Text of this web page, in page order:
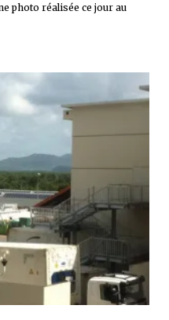
photo réalisée ce jour au